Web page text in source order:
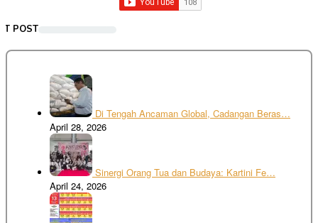
POST
Di Tengah Ancaman Global, Cadangan Beras…
April 28, 2026
Sinergi Orang Tua dan Budaya: Kartini Fe…
April 24, 2026